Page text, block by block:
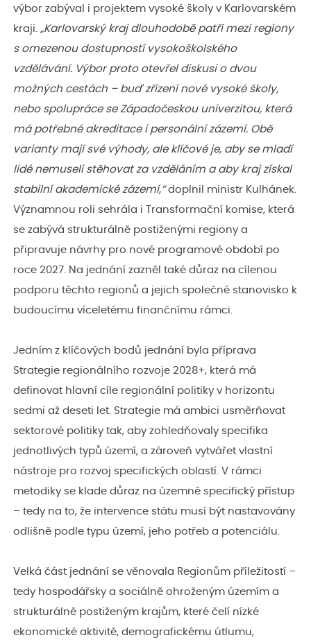
výbor zabýval i projektem vysoké školy v Karlovarském
kraji. „Karlovarský kraj dlouhodobě patří mezi regiony
s omezenou dostupností vysokoškolského
vzdělávání. Výbor proto otevřel diskusi o dvou
možných cestách – buď zřízení nové vysoké školy,
nebo spolupráce se Západočeskou univerzitou, která
má potřebné akreditace i personální zázemí. Obě
varianty mají své výhody, ale klíčové je, aby se mladí
lidé nemuseli stěhovat za vzděláním a aby kraj získal
stabilní akademické zázemí,“doplnil ministr Kulhánek.
Významnou roli sehrála i Transformační komise, která
se zabývá strukturálně postiženými regiony a
připravuje návrhy pro nové programové období po
roce 2027. Na jednání zazněl také důraz na cílenou
podporu těchto regionů a jejich společné stanovisko k
budoucímu víceletému finančnímu rámci.
Jedním z klíčových bodů jednání byla příprava
Strategie regionálního rozvoje 2028+, která má
definovat hlavní cíle regionální politiky v horizontu
sedmi až deseti let. Strategie má ambici usměrňovat
sektorové politiky tak, aby zohledňovaly specifika
jednotlivých typů území, a zároveň vytvářet vlastní
nástroje pro rozvoj specifických oblastí. V rámci
metodiky se klade důraz na územně specifický přístup
– tedy na to, že intervence státu musí být nastavovány
odlišně podle typu území, jeho potřeb a potenciálu.
Velká část jednání se věnovala Regionům příležitostí –
tedy hospodářsky a sociálně ohroženým územím a
strukturálně postiženým krajům, které čelí nízké
ekonomické aktivitě, demografickému útlumu,